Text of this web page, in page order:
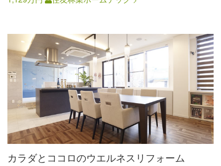
カラダとココロのウエルネスリフォーム